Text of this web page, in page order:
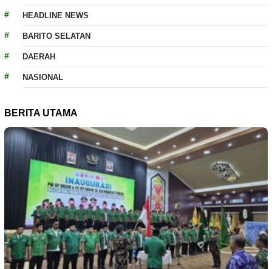
HEADLINE NEWS
BARITO SELATAN
DAERAH
NASIONAL
BERITA UTAMA